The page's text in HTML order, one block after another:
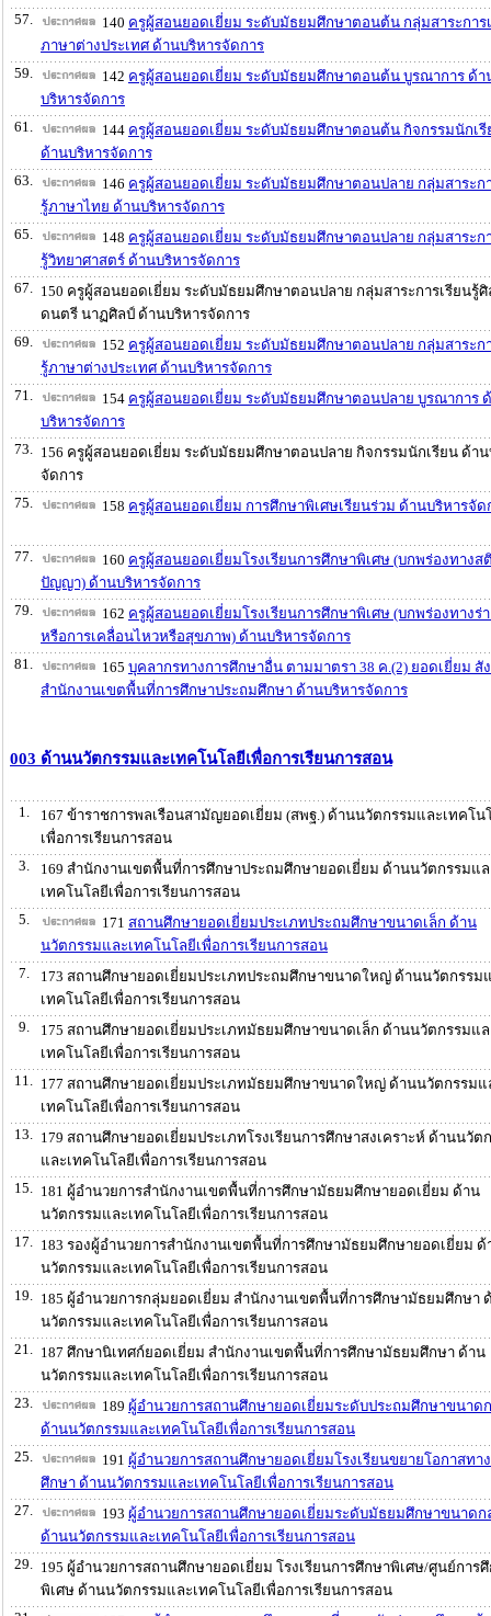
57. 140 ครูผู้สอนยอดเยี่ยม ระดับมัธยมศึกษาตอนต้น กลุ่มสาระการ
ภาษาต่างประเทศ ด้านบริหารจัดการ
59.
142 ครูผู้สอนยอดเยี่ยม ระดับมัธยมศึกษาตอนต้น บูรณาการ ด้า
บริหารจัดการ
61.
144 ครูผู้สอนยอดเยี่ยม ระดับมัธยมศึกษาตอนต้น กิจกรรมนักเรี
ด้านบริหารจัดการ
63.
146 ครูผู้สอนยอดเยี่ยม ระดับมัธยมศึกษาตอนปลาย กลุ่มสาระก
รู้ภาษาไทย ด้านบริหารจัดการ
65.
148 ครูผู้สอนยอดเยี่ยม ระดับมัธยมศึกษาตอนปลาย กลุ่มสาระก
รู้วิทยาศาสตร์ ด้านบริหารจัดการ
67.
150 ครูผู้สอนยอดเยี่ยม ระดับมัธยมศึกษาตอนปลาย กลุ่มสาระการเรียนรู้ศิ
ดนตรี นาฏศิลป์ ด้านบริหารจัดการ
69.
152 ครูผู้สอนยอดเยี่ยม ระดับมัธยมศึกษาตอนปลาย กลุ่มสาระก
รู้ภาษาต่างประเทศ ด้านบริหารจัดการ
71.
154 ครูผู้สอนยอดเยี่ยม ระดับมัธยมศึกษาตอนปลาย บูรณาการ
บริหารจัดการ
73.
156 ครูผู้สอนยอดเยี่ยม ระดับมัธยมศึกษาตอนปลาย กิจกรรมนักเรียน ด้าน
จัดการ
75.
158 ครูผู้สอนยอดเยี่ยม การศึกษาพิเศษเรียนร่วม ด้านบริหารจัด
77. 160 ครูผู้สอนยอดเยี่ยมโรงเรียนการศึกษาพิเศษ (บกพร่องทางส
ปัญญา) ด้านบริหารจัดการ
79.
162 ครูผู้สอนยอดเยี่ยมโรงเรียนการศึกษาพิเศษ (บกพร่องทางร่
หรือการเคลื่อนไหวหรือสุขภาพ) ด้านบริหารจัดการ
81.
165 บุคลากรทางการศึกษาอื่น ตามมาตรา 38 ค.(2) ยอดเยี่ยม สั
สำนักงานเขตพื้นที่การศึกษาประถมศึกษา ด้านบริหารจัดการ
003 ด้านนวัตกรรมและเทคโนโลยีเพื่อการเรียนการสอน
1.
167 ข้าราชการพลเรือนสามัญยอดเยี่ยม (สพฐ.) ด้านนวัตกรรมและเทคโน
เพื่อการเรียนการสอน
3.
169 สำนักงานเขตพื้นที่การศึกษาประถมศึกษายอดเยี่ยม ด้านนวัตกรรมแ
เทคโนโลยีเพื่อการเรียนการสอน
5.
171 สถานศึกษายอดเยี่ยมประเภทประถมศึกษาขนาดเล็ก ด้าน
นวัตกรรมและเทคโนโลยีเพื่อการเรียนการสอน
7.
173 สถานศึกษายอดเยี่ยมประเภทประถมศึกษาขนาดใหญ่ ด้านนวัตกรรม
เทคโนโลยีเพื่อการเรียนการสอน
9.
175 สถานศึกษายอดเยี่ยมประเภทมัธยมศึกษาขนาดเล็ก ด้านนวัตกรรมแ
เทคโนโลยีเพื่อการเรียนการสอน
11.
177 สถานศึกษายอดเยี่ยมประเภทมัธยมศึกษาขนาดใหญ่ ด้านนวัตกรรมแ
เทคโนโลยีเพื่อการเรียนการสอน
13.
179 สถานศึกษายอดเยี่ยมประเภทโรงเรียนการศึกษาสงเคราะห์ ด้านนวัต
และเทคโนโลยีเพื่อการเรียนการสอน
15.
181 ผู้อำนวยการสำนักงานเขตพื้นที่การศึกษามัธยมศึกษายอดเยี่ยม ด้าน
นวัตกรรมและเทคโนโลยีเพื่อการเรียนการสอน
17.
183 รองผู้อำนวยการสำนักงานเขตพื้นที่การศึกษามัธยมศึกษายอดเยี่ยม ด้
นวัตกรรมและเทคโนโลยีเพื่อการเรียนการสอน
19.
185 ผู้อำนวยการกลุ่มยอดเยี่ยม สำนักงานเขตพื้นที่การศึกษามัธยมศึกษา
นวัตกรรมและเทคโนโลยีเพื่อการเรียนการสอน
21.
187 ศึกษานิเทศก์ยอดเยี่ยม สำนักงานเขตพื้นที่การศึกษามัธยมศึกษา ด้าน
นวัตกรรมและเทคโนโลยีเพื่อการเรียนการสอน
23.
189 ผู้อำนวยการสถานศึกษายอดเยี่ยมระดับประถมศึกษาขนาด
ด้านนวัตกรรมและเทคโนโลยีเพื่อการเรียนการสอน
25.
191 ผู้อำนวยการสถานศึกษายอดเยี่ยมโรงเรียนขยายโอกาสทา
ศึกษา ด้านนวัตกรรมและเทคโนโลยีเพื่อการเรียนการสอน
27.
193 ผู้อำนวยการสถานศึกษายอดเยี่ยมระดับมัธยมศึกษาขนาดก
ด้านนวัตกรรมและเทคโนโลยีเพื่อการเรียนการสอน
29.
195 ผู้อำนวยการสถานศึกษายอดเยี่ยม โรงเรียนการศึกษาพิเศษ/ศูนย์การ
พิเศษ ด้านนวัตกรรมและเทคโนโลยีเพื่อการเรียนการสอน